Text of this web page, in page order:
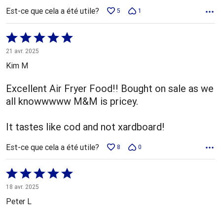
Est-ce que cela a été utile? 5 1
Coté
5 sur
5
21 avr. 2025
Kim M
Excellent Air Fryer Food!! Bought on sale as we
all knowwwww M&M is pricey.
It tastes like cod and not xardboard!
Est-ce que cela a été utile? 8 0
Coté
5 sur
5
18 avr. 2025
Peter L